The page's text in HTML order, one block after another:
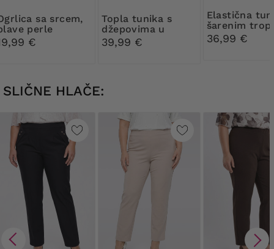
perle
€
Topla tunika s
džepovima u
orijentalnim
uzorcima
39,99 €
Elastična tunika sa
šarenim
uzorcima
36,99 €
SLIČNE HLAČE: